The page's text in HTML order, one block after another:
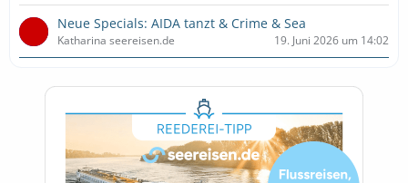
Neue Specials: AIDA tanzt & Crime & Sea
Katharina seereisen.de 19. Juni 2026 um 14:02